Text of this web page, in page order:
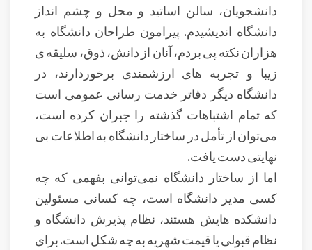
دانشجویان، سالن اساتید و محل و چشم انداز
دانشگاه اندیشیدم. پیرامون طراحان دانشگاه به
هزاران نکته پی بردم، آنان از دانش، ذوق، سلیقه ی
زیبا و تجربه های ارزشمندی برخوردارند، در
دانشگاه دیگر دفاتر خدمت رسانی عمومی است
که تمام اشتباهات گذشته را جبران کرده است،
می‌توان از تأمل در ساختار دانشگاه به اطلاعات بی
نهایتی دست یافت.
اما از ساختار دانشگاه نمی‌توانی بفهمی که چه
کسی مدیر دانشگاه است، چه کسانی مسئولین
دانشکده هایش هستند، نظام پذیرش دانشگاه و
نظام قبولی یا قیمت شهریه به چه شکل است. برای